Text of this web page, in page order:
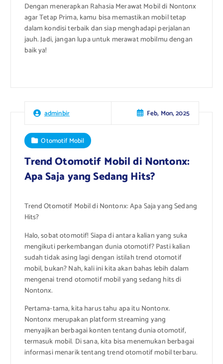
Dengan menerapkan Rahasia Merawat Mobil di Nontonx
agar Tetap Prima, kamu bisa memastikan mobil tetap
dalam kondisi terbaik dan siap menghadapi perjalanan
jauh. Jadi, jangan lupa untuk merawat mobilmu dengan
baik ya!
adminbir Feb, Mon, 2025
Otomotif Mobil
Trend Otomotif Mobil di Nontonx:
Apa Saja yang Sedang Hits?
Trend Otomotif Mobil di Nontonx: Apa Saja yang Sedang
Hits?
Halo, sobat otomotif! Siapa di antara kalian yang suka
mengikuti perkembangan dunia otomotif? Pasti kalian
sudah tidak asing lagi dengan istilah trend otomotif
mobil, bukan? Nah, kali ini kita akan bahas lebih dalam
mengenai trend otomotif mobil yang sedang hits di
Nontonx.
Pertama-tama, kita harus tahu apa itu Nontonx.
Nontonx merupakan platform streaming yang
menyajikan berbagai konten tentang dunia otomotif,
termasuk mobil. Di sana, kita bisa menemukan berbagai
informasi menarik tentang trend otomotif mobil terbaru.